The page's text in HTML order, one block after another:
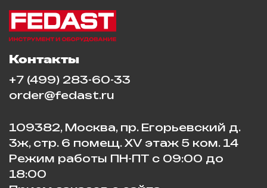
Контакты
+7 (499) 283-60-33
order@fedast.ru
109382, Москва, пр. Егорьевский д.
3ж, стр. 6 помещ. XV этаж 5 ком. 14
Режим работы ПН-ПТ с 09:00 до
18:00